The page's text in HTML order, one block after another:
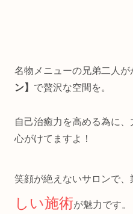
名物メニューの兄弟二人が
ン】 で贅沢な空間を。
自己治癒力を高める為に
心がけてますよ！
笑顔が絶えないサロンで
しい施術が魅力です。